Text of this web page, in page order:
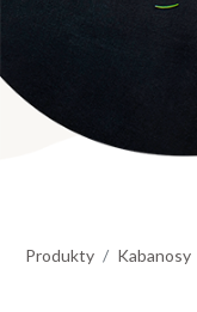
Produkty Kabanosy